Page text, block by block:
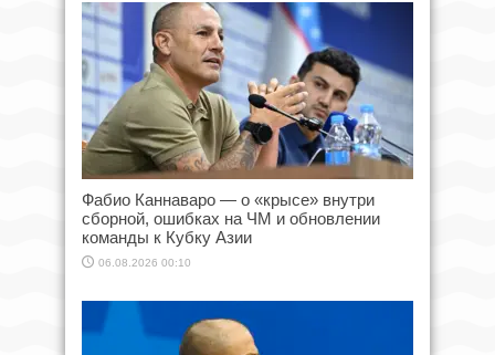
Фабио Каннаваро — о «крысе» внутри
сборной, ошибках на ЧМ и обновлении
команды к Кубку Азии
06.08.2026 00:10